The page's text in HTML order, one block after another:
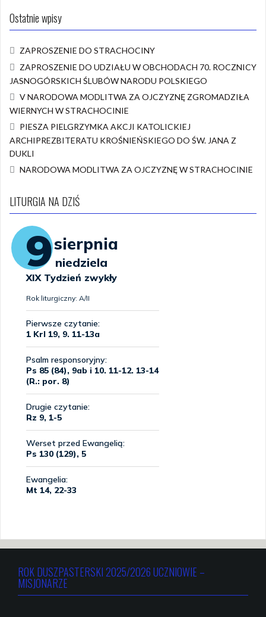
Ostatnie wpisy
ZAPROSZENIE DO STRACHOCINY
ZAPROSZENIE DO UDZIAŁU W OBCHODACH 70. ROCZNICY
JASNOGÓRSKICH ŚLUBÓW NARODU POLSKIEGO
V NARODOWA MODLITWA ZA OJCZYZNĘ ZGROMADZIŁA
WIERNYCH W STRACHOCINIE
PIESZA PIELGRZYMKA AKCJI KATOLICKIEJ
ARCHIPREZBITERATU KROŚNIEŃSKIEGO DO ŚW. JANA Z
DUKLI
NARODOWA MODLITWA ZA OJCZYZNĘ W STRACHOCINIE
LITURGIA NA DZIŚ
ROK DUSZPASTERSKI 2025/2026 UCZNIOWIE –
MISJONARZE